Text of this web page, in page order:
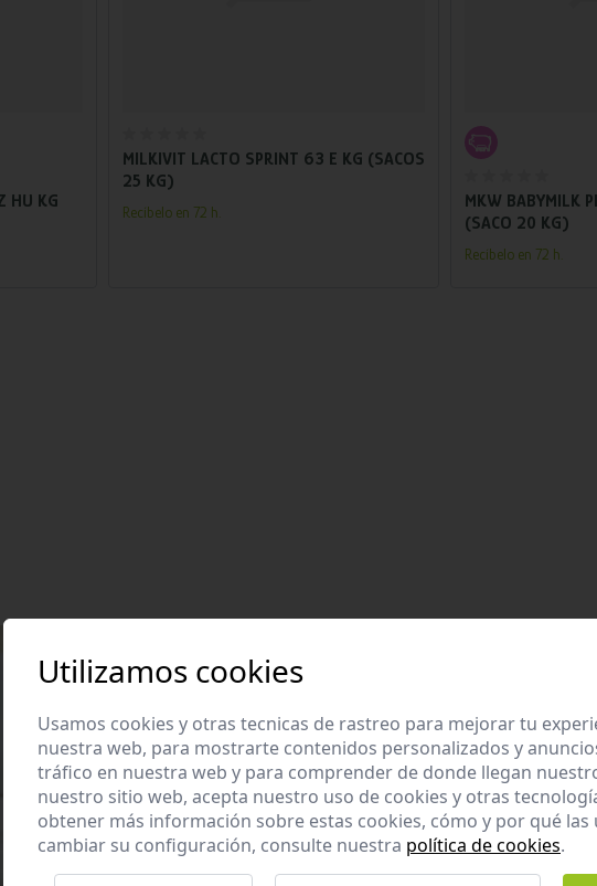
HU KG
MILKIVIT LACTO SPRINT 63 E KG (SACOS
25 KG)
Recíbelo en 72 h.
MKW BABYMILK
(SACO 20 KG)
Recíbelo en 72 h.
Utilizamos cookies
Usamos cookies y otras tecnicas de rastreo para mejorar tu
nuestra web, para mostrarte contenidos personalizados y
tráfico en nuestra web y para comprender de donde llegan
nuestro sitio web, acepta nuestro uso de cookies y otras
obtener más información sobre estas cookies, cómo y por qué las
cambiar su configuración, consulte nuestra política de cookies.